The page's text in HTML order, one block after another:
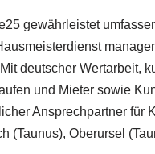
gewährleistet
deutscher Wertarbeit,
und Mieter sowie
Ansprechpartner für
(Taunus), Oberursel